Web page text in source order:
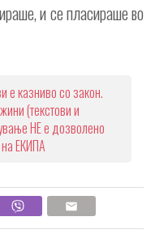
и се пласираше во
е казниво со закон.
(текстови и
НЕ е дозволено
ЕКИПА